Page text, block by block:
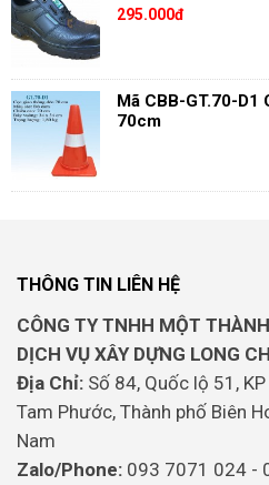
295.000đ
Mã CBB-GT.70-D1
70cm
THÔNG TIN LIÊN HỆ
CÔNG TY TNHH MỘT
DỊCH VỤ XÂY DỰNG LONG
Địa Chỉ: Số 84, Quốc lộ 51,
Tam Phước, Thành phố Biên
Nam
Zalo/Phone: 093 7071 024 -